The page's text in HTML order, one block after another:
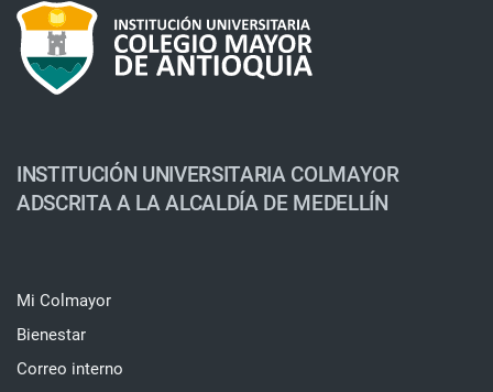
INSTITUCIÓN UNIVERSITARIA COLMAYOR
ADSCRITA A LA ALCALDÍA DE MEDELLÍN
Mi Colmayor
Bienestar
Correo interno